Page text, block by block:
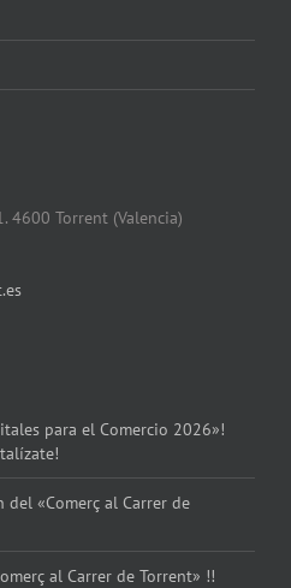
4600 Torrent (Valencia)
para el Comercio 2026»!
«Comerç al Carrer de
al Carrer de Torrent» !!